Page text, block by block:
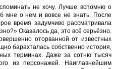
не хочу. Лучше вспомню о
мне о нём и вовсе не знать. После
время задумчиво рассматривала
Оказалось да, это всё серьёзно.
оторванной от известных
барахталась собственно история,
терминах. Даже за сотню тысяч
из персонажей. Наиглавнейшим